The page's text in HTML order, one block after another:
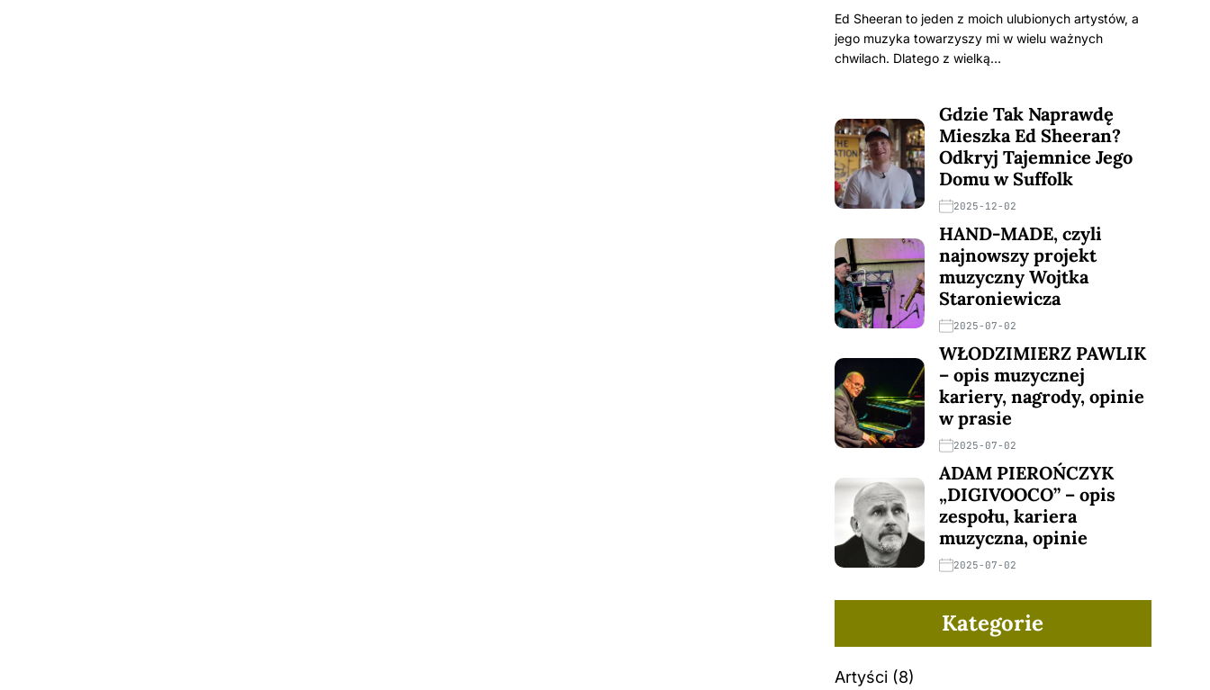
Ed Sheeran to jeden z moich ulubionych artystów, a
jego muzyka towarzyszy mi w wielu ważnych
chwilach. Dlatego z wielką…
Gdzie Tak Naprawdę
Mieszka Ed Sheeran?
Odkryj Tajemnice Jego
Domu w Suffolk
2025-12-02
HAND-MADE, czyli
najnowszy projekt
muzyczny Wojtka
Staroniewicza
2025-07-02
WŁODZIMIERZ PAWLIK
– opis muzycznej
kariery, nagrody, opinie
w prasie
2025-07-02
ADAM PIEROŃCZYK
„DIGIVOOCO” – opis
zespołu, kariera
muzyczna, opinie
2025-07-02
Kategorie
Artyści(8)